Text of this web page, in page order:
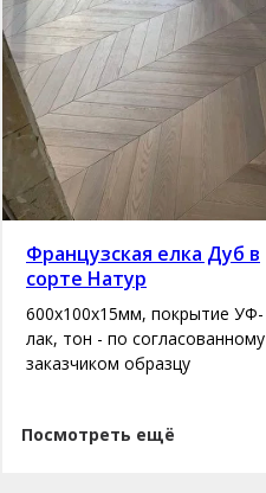
Французская елка Дуб в
сорте Натур
600х100х15мм, покрытие УФ-
лак, тон - по согласованному
заказчиком образцу
Посмотреть ещё